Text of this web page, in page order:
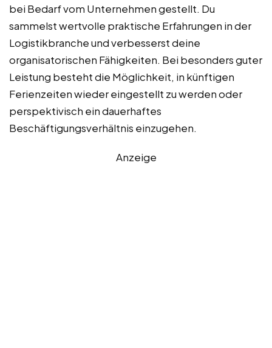
bei Bedarf vom Unternehmen gestellt. Du
sammelst wertvolle praktische Erfahrungen in der
Logistikbranche und verbesserst deine
organisatorischen Fähigkeiten. Bei besonders guter
Leistung besteht die Möglichkeit, in künftigen
Ferienzeiten wieder eingestellt zu werden oder
perspektivisch ein dauerhaftes
Beschäftigungsverhältnis einzugehen.
Anzeige